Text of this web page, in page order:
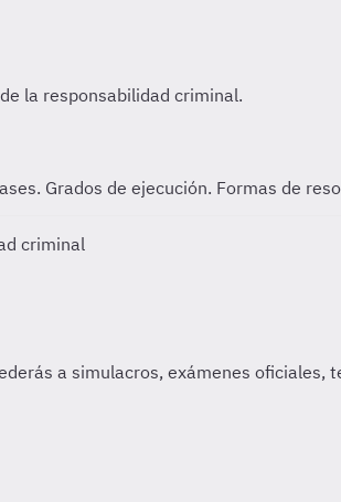
Grados de ejecución. Formas de
criminal